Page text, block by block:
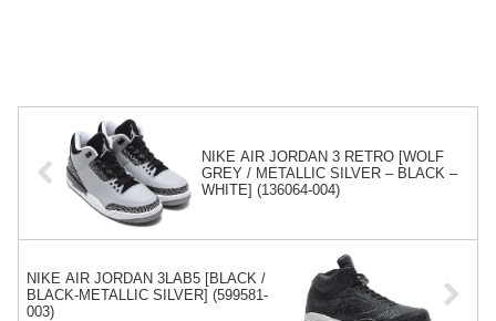
NIKE AIR JORDAN 3 RETRO [WOLF
GREY / METALLIC SILVER – BLACK –
WHITE] (136064-004)
NIKE AIR JORDAN 3LAB5 [BLACK /
BLACK-METALLIC SILVER] (599581-
003)